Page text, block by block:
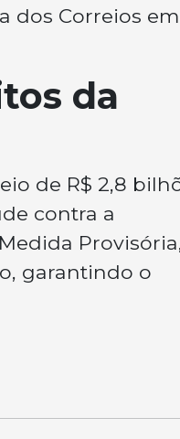
dos Correios em
da
de R$ 2,8
contra a
garantindo o